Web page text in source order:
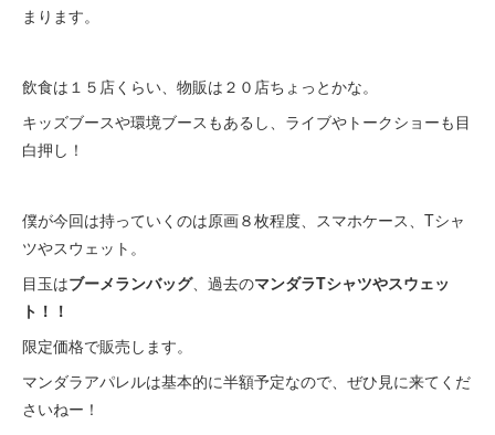
まります。
飲食は１５店くらい、物販は２０店ちょっとかな。
キッズブースや環境ブースもあるし、ライブやトークショーも目
白押し！
僕が今回は持っていくのは原画８枚程度、スマホケース、Tシャ
ツやスウェット。
目玉はブーメランバッグ、過去のマンダラTシャツやスウェッ
ト！！
限定価格で販売します。
マンダラアパレルは基本的に半額予定なので、ぜひ見に来てくだ
さいねー！